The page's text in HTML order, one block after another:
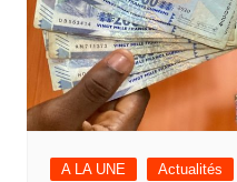
A LA UNE Actualités